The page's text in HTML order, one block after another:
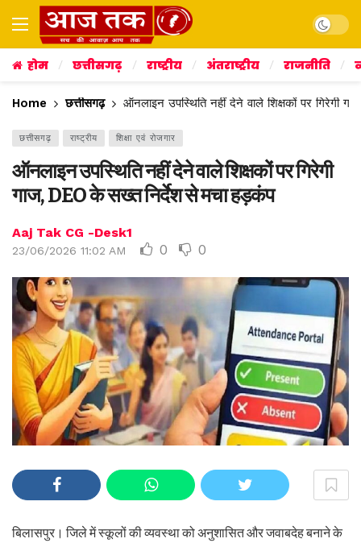
Dark
होम छत्तीसगढ़ राष्ट्रीय अंतराष्ट्रीय राजनीति
Home छत्तीसगढ़ ऑनलाइन उपस्थिति नहीं देने वाले शिक्षकों पर गिरेगी
छत्तीसगढ़ राष्ट्रीय शिक्षा एवं रोजगार
ऑनलाइन उपस्थिति नहीं देने वाले शिक्षकों पर गिरेगी
गाज, DEO के सख्त निर्देश से मचा हड़कंप
Aaj Tak CG -Desk1
23/06/2026 11:02 AM 0 0
बिलासपुर। जिले में स्कूलों की व्यवस्था को अनुशासित और जवाबदेह बनाने के